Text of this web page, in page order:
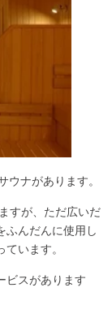
ウナがあります。
すが、ただ広いだ
ふんだんに使用し
います。
ビスがあります